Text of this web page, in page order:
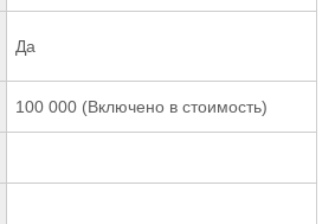
Да
100 000 (Включено в стоимость)